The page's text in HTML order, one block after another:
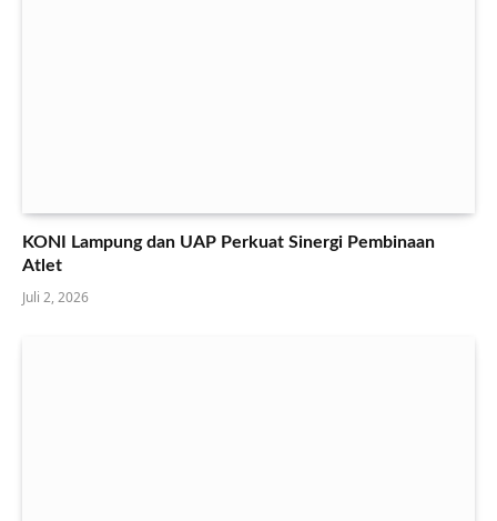
KONI Lampung dan UAP Perkuat Sinergi Pembinaan
Atlet
Juli 2, 2026